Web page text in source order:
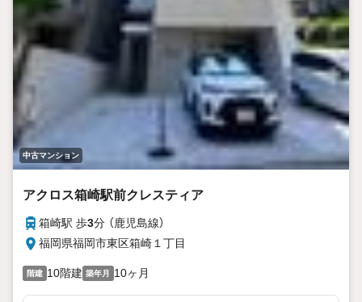
中古マンション
アクロス箱崎駅前クレスティア
箱崎駅 歩3分 （鹿児島線）
福岡県福岡市東区箱崎１丁目
階建 10階建 築年月 10ヶ月